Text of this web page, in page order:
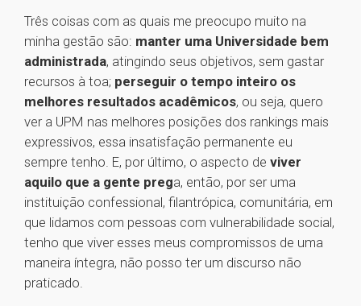
Três coisas com as quais me preocupo muito na
minha gestão são: manter uma Universidade bem
administrada, atingindo seus objetivos, sem gastar
recursos à toa; perseguir o tempo inteiro os
melhores resultados acadêmicos, ou seja, quero
ver a UPM nas melhores posições dos rankings mais
expressivos, essa insatisfação permanente eu
sempre tenho. E, por último, o aspecto de viver
aquilo que a gente prega, então, por ser uma
instituição confessional, filantrópica, comunitária, em
que lidamos com pessoas com vulnerabilidade social,
tenho que viver esses meus compromissos de uma
maneira íntegra, não posso ter um discurso não
praticado.